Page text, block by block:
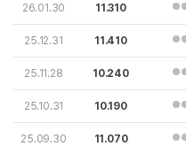
26.01.30 11.310
25.12.31 11.410
25.11.28 10.240
25.10.31 10.190
25.09.30 11.070